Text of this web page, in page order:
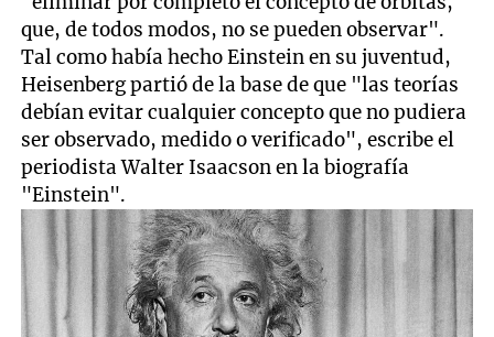
que, de todos modos, no se pueden observar".
Tal como había hecho Einstein en su juventud,
Heisenberg partió de la base de que "las teorías
debían evitar cualquier concepto que no pudiera
ser observado, medido o verificado", escribe el
periodista Walter Isaacson en la biografía
"Einstein".